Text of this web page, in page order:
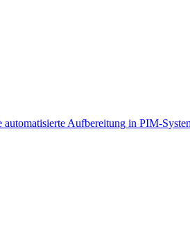
Aufbereitung in PIM-